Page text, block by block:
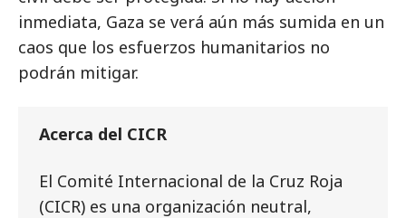
inmediata, Gaza se verá aún más sumida en un
caos que los esfuerzos humanitarios no
podrán mitigar.
Acerca del CICR
El Comité Internacional de la Cruz Roja
(CICR) es una organización neutral,